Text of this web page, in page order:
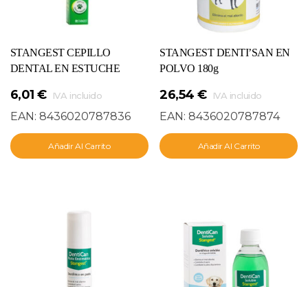
STANGEST CEPILLO
DENTAL EN ESTUCHE
6,01 € IVA incluido
EAN: 8436020787836
Añadir Al Carrito
STANGEST DENTI’SAN EN
POLVO 180g
26,54 € IVA incluido
EAN:8436020787874
Añadir Al Carrito